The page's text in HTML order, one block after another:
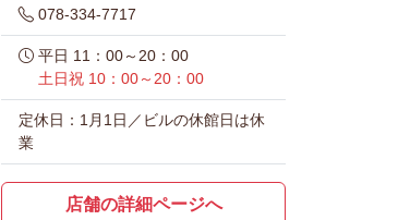
078-334-7717
平日 11：00～20：00
土日祝 10：00～20：00
定休日：1月1日／ビルの休館日は休
業
店舗の詳細ページへ